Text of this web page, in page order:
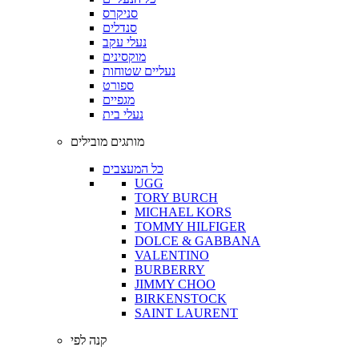
סניקרס
סנדלים
נעלי עקב
מוקסינים
נעליים שטוחות
ספורט
מגפיים
נעלי בית
מותגים מובילים
כל המעצבים
UGG
TORY BURCH
MICHAEL KORS
TOMMY HILFIGER
DOLCE & GABBANA
VALENTINO
BURBERRY
JIMMY CHOO
BIRKENSTOCK
SAINT LAURENT
קנה לפי